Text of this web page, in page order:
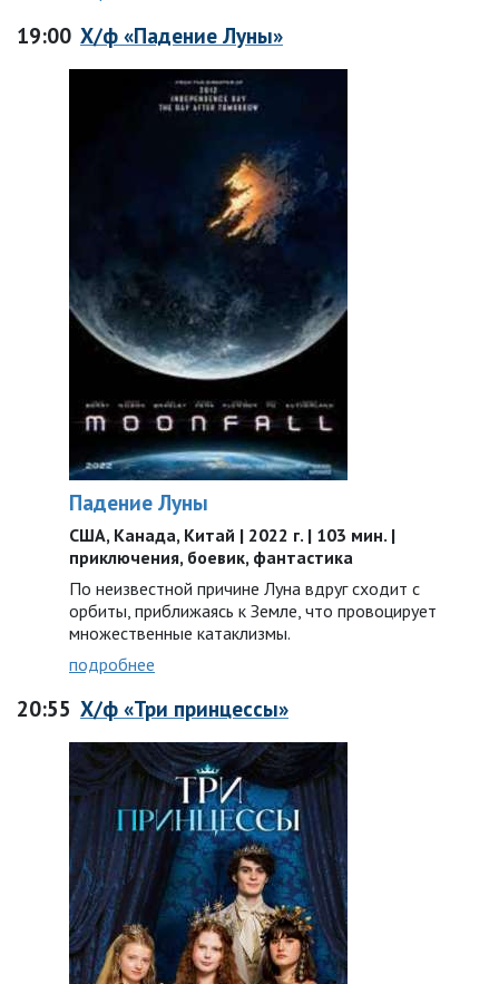
19:00 Х/ф «Падение Луны»
Падение Луны
США, Канада, Китай | 2022 г. | 103 мин. |
приключения, боевик, фантастика
По неизвестной причине Луна вдруг сходит с
орбиты, приближаясь к Земле, что провоцирует
множественные катаклизмы.
подробнее
20:55 Х/ф «Три принцессы»